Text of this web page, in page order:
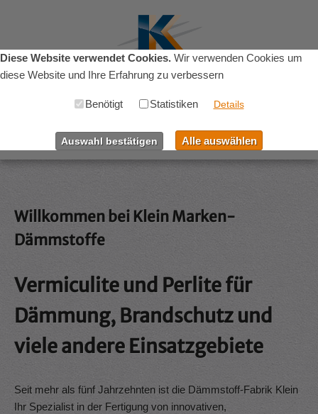
Menu
Produkte
Rohstoffe
Unternehmen
Willkommen bei Klein Marken-
Dämmstoffe
Vermiculite und Perlite für
Dämmung, Brandschutz und
viele andere Einsatzgebiete
Seit mehr als fünf Jahrzehnten ist die Dämmstoff-Fabrik Klein
Ihr Spezialist in der Fertigung von innovativen,
Diese Website verwendet Cookies. Wir verwenden Cookies um
diese Website und Ihre Erfahrung zu verbessern
Benötigt Statistiken Details
Auswahl bestätigen Alle auswählen